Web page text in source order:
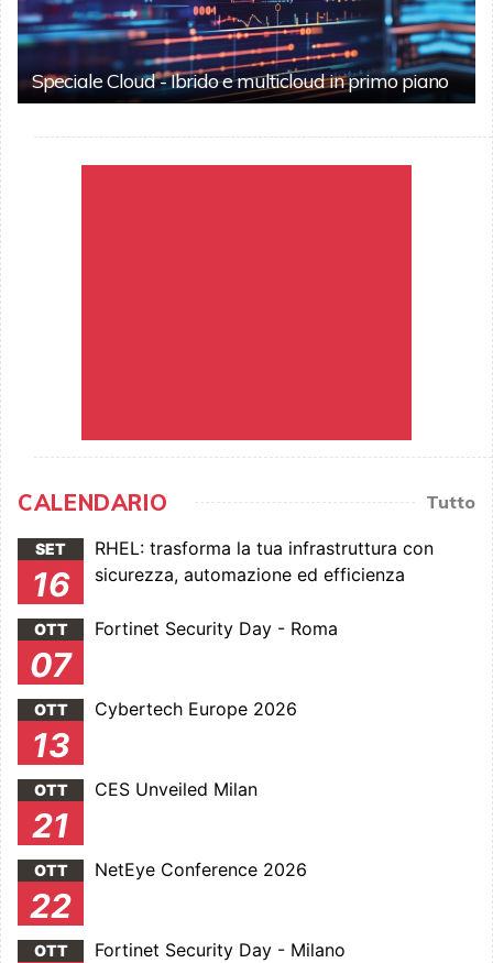
Speciale Cloud - Ibrido e multicloud in primo piano
CALENDARIO Tutto
SET
16
RHEL: trasforma la tua infrastruttura con
sicurezza, automazione ed efficienza
OTT
07
Fortinet Security Day - Roma
OTT
13
Cybertech Europe 2026
OTT
21
CES Unveiled Milan
OTT
22
NetEye Conference 2026
OTT Fortinet Security Day - Milano